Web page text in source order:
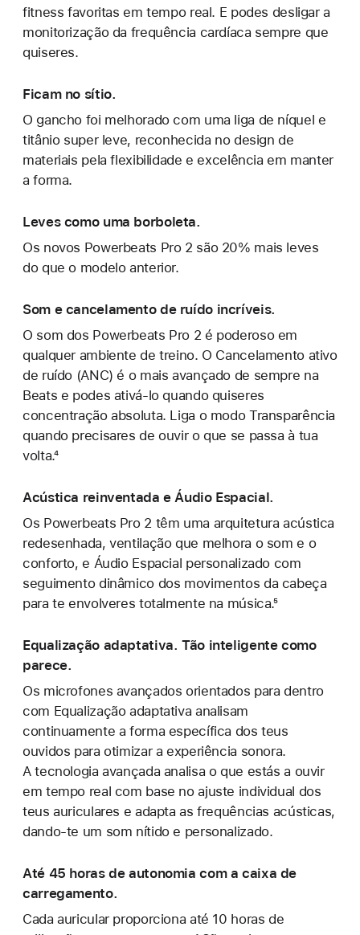
fitness favoritas em tempo real. E podes desligar a
monitorização da frequência cardíaca sempre que
quiseres.
Ficam no sítio.
O gancho foi melhorado com uma liga de níquel e
titânio super leve, reconhecida no design de
materiais pela flexibilidade e excelência em manter
a forma.
Leves como uma borboleta.
Os novos Powerbeats Pro 2 são 20% mais leves
do que o modelo anterior.
Som e cancelamento de ruído incríveis.
O som dos Powerbeats Pro 2 é poderoso em
qualquer ambiente de treino. O Cancelamento ativo
de ruído (ANC) é o mais avançado de sempre na
Beats e podes ativá-lo quando quiseres
concentração absoluta. Liga o modo Transparência
quando precisares de ouvir o que se passa à tua
volta.⁴
Acústica reinventada e Áudio Espacial.
Os Powerbeats Pro 2 têm uma arquitetura acústica
redesenhada, ventilação que melhora o som e o
conforto, e Áudio Espacial personalizado com
seguimento dinâmico dos movimentos da cabeça
para te envolveres totalmente na música.⁵
Equalização adaptativa. Tão inteligente como
parece.
Os microfones avançados orientados para dentro
com Equalização adaptativa analisam
continuamente a forma específica dos teus
ouvidos para otimizar a experiência sonora.
A tecnologia avançada analisa o que estás a ouvir
em tempo real com base no ajuste individual dos
teus auriculares e adapta as frequências acústicas,
dando-te um som nítido e personalizado.
Até 45 horas de autonomia com a caixa de
carregamento.
Cada auricular proporciona até 10 horas de